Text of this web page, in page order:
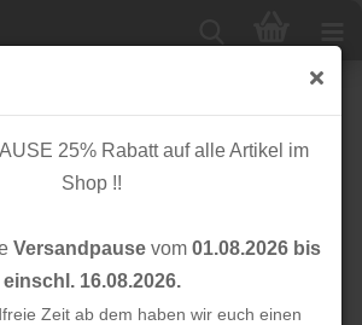
25% Rabatt auf alle Artikel im
Shop !!
Versandpausevom 01.08.2026 bis
einschl. 16.08.2026.
Zeit ab dem haben wir euch einen
- Reflektor - Col. 03 -
- Albstoffe